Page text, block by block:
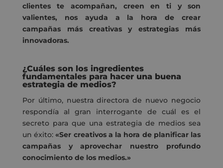
clientes te acompañan, creen en ti y son
valientes, nos ayuda a la hora de crear
campañas más creativas y estrategias más
innovadoras.
¿Cuáles son los ingredientes
fundamentales para hacer una buena
estrategia de medios?
Por último, nuestra directora de nuevo negocio
respondía al gran interrogante de cuál es el
secreto para que una estrategia de medios sea
un éxito:«Ser creativos a la hora de planificar las
campañas y aprovechar nuestro profundo
conocimiento de los medios.»